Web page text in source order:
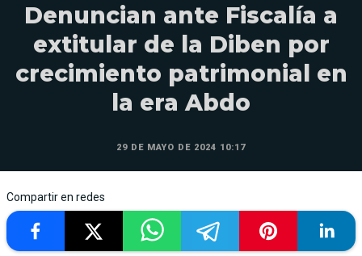
Denuncian ante Fiscalía a
extitular de la Diben por
crecimiento patrimonial en
la era Abdo
29 DE MAYO DE 2024 10:17
Compartir en redes